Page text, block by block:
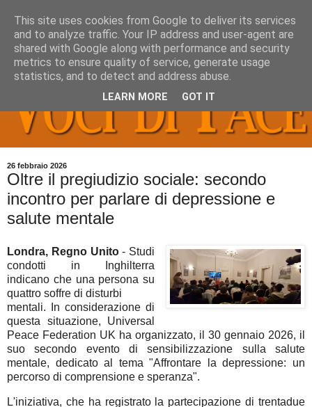
26 febbraio 2026
Oltre il pregiudizio sociale: secondo
incontro per parlare di depressione e
salute mentale
Londra, Regno Unito- Studi
condotti in Inghilterra
indicano che una persona su
quattro soffre di disturbi
mentali. In considerazione di
questa situazione, Universal
Peace Federation UK ha organizzato, il 30 gennaio 2026, il
suo secondo evento di sensibilizzazione sulla salute
mentale, dedicato al tema "Affrontare la depressione: un
percorso di comprensione e speranza".
L'iniziativa, che ha registrato la partecipazione di trentadue
This site uses cookies from Google to deliver its services
and to analyze traffic. Your IP address and user-agent are
shared with Google along with performance and security
metrics to ensure quality of service, generate usage
statistics, and to detect and address abuse.
LEARN MORE GOT IT